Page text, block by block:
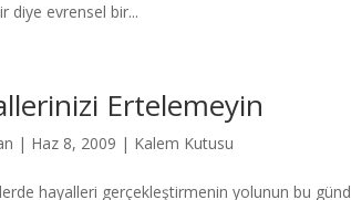
diye evrensel bir...
Ertelemeyin
| Haz 8, 2009 | Kalem Kutusu
hayalleri gerçekleştirmenin yolunun bu